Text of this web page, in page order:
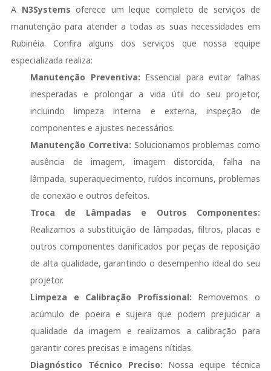
A N3Systems oferece um leque completo de serviços de
manutenção para atender a todas as suas necessidades em
Rubinéia. Confira alguns dos serviços que nossa equipe
especializada realiza:
Manutenção Preventiva: Essencial para evitar falhas
inesperadas e prolongar a vida útil do seu projetor,
incluindo limpeza interna e externa, inspeção de
componentes e ajustes necessários.
Manutenção Corretiva: Solucionamos problemas como
ausência de imagem, imagem distorcida, falha na
lâmpada, superaquecimento, ruídos incomuns, problemas
de conexão e outros defeitos.
Troca de Lâmpadas e Outros Componentes:
Realizamos a substituição de lâmpadas, filtros, placas e
outros componentes danificados por peças de reposição
de alta qualidade, garantindo o desempenho ideal do seu
projetor.
Limpeza e Calibração Profissional: Removemos o
acúmulo de poeira e sujeira que podem prejudicar a
qualidade da imagem e realizamos a calibração para
garantir cores precisas e imagens nítidas.
Diagnóstico Técnico Preciso: Nossa equipe técnica